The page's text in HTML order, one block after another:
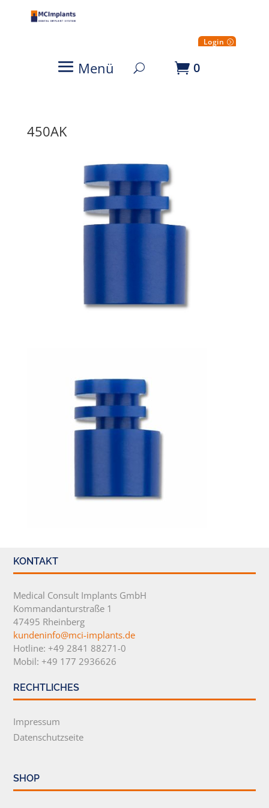
Login
Menü 0
450AK
KONTAKT
Medical Consult Implants GmbH
Kommandanturstraße 1
47495 Rheinberg
kundeninfo@mci-implants.de
Hotline: +49 2841 88271-0
Mobil: +49 177 2936626
RECHTLICHES
Impressum
Datenschutzseite
SHOP